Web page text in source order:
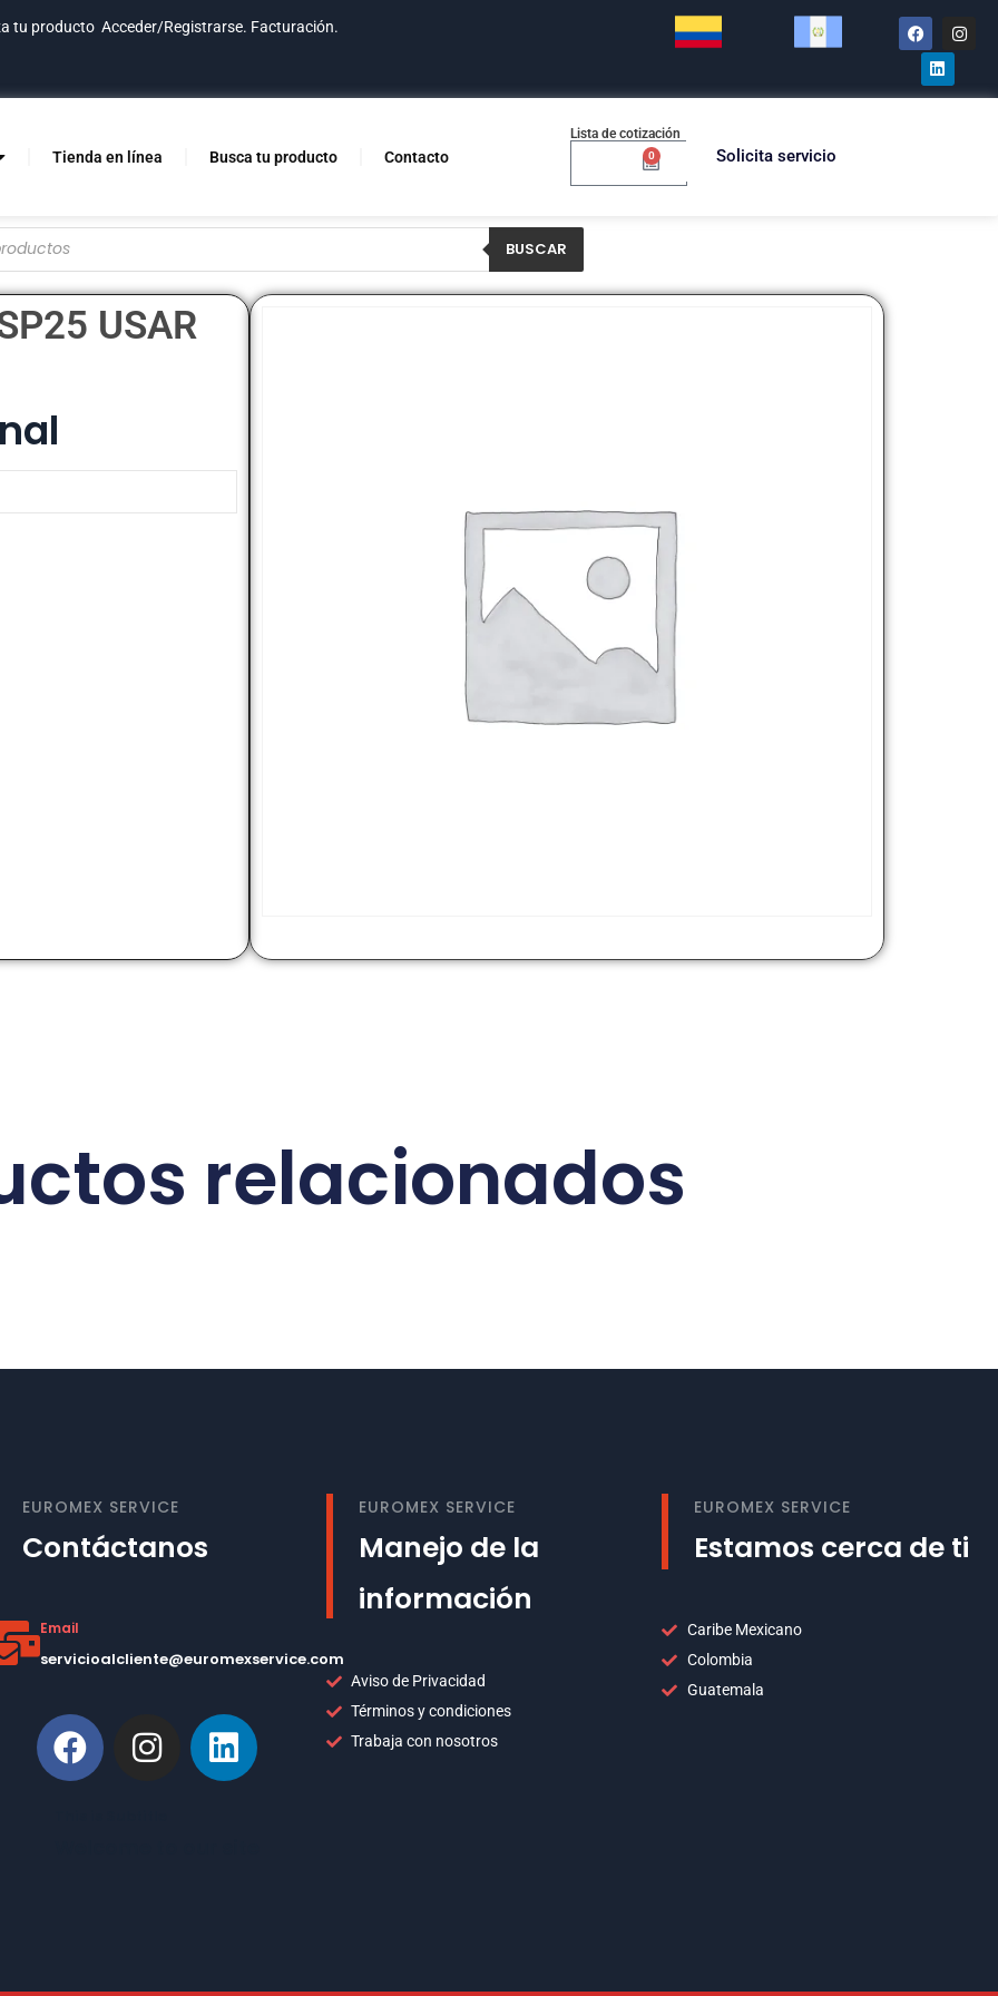
tu producto Acceder/Registrarse. Facturación.
Tienda en línea Busca tu producto Contacto
Lista de cotización
0 Solicita servicio
BUSCAR
USAR
relacionados
EUROMEX SERVICE
Contáctanos
Email
servicioalcliente@euromexservice.com
EUROMEX SERVICE
Manejo de la
información
Aviso de Privacidad
Términos y condiciones
Trabaja con nosotros
EUROMEX SERVICE
Estamos cerca de ti
Caribe Mexicano
Colombia
Guatemala